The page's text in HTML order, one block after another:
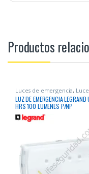
Productos
Luces de emergencia,
Emergencia
LUZ DE EMERGENCIA LEGRAND
HRS 100 LUMENES P/NP